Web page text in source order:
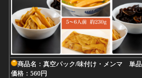
商品名：真空パック/味付け・メンマ 単品
価格：560円